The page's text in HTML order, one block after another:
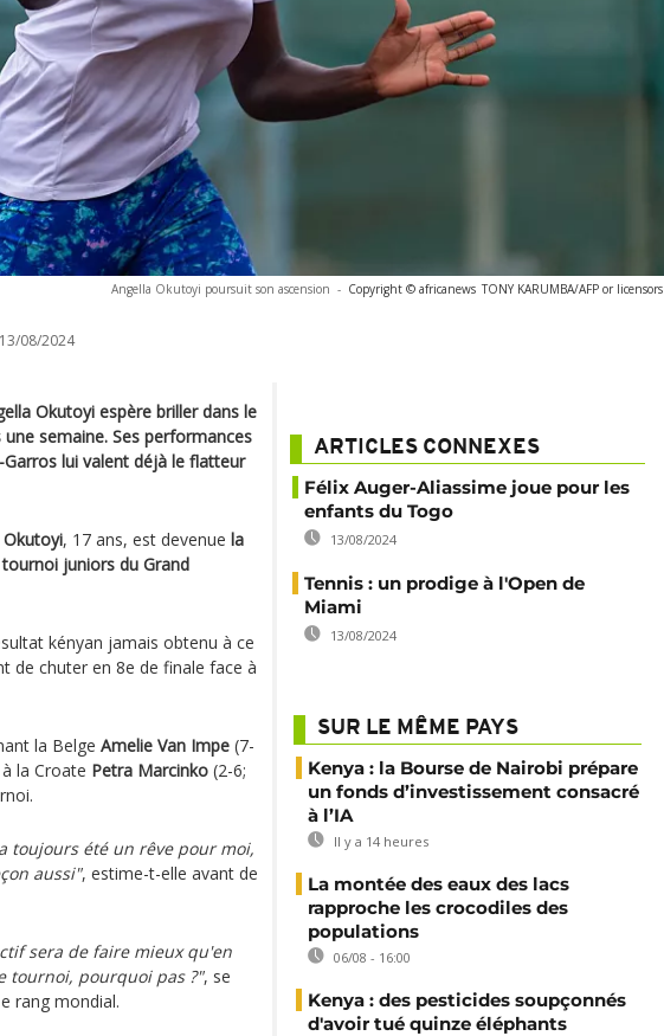
Angella Okutoyi poursuit son ascension - Copyright © africanews TONY KARUMBA/AFP or licensors
13/08/2024
Okutoyi espère briller dans le
semaine. Ses performances
lui valent déjà le flatteur
Okutoyi, 17 ans, est devenue la
juniors du Grand
kényan jamais obtenu à ce
de chuter en 8e de finale face à
la Belge Amelie Van Impe (7-
la Croate Petra Marcinko (2-6;
toujours été un rêve pour moi,
aussi", estime-t-elle avant de
sera de faire mieux qu'en
tournoi, pourquoi pas ?", se
rang mondial.
ARTICLES CONNEXES
Félix Auger-Aliassime joue pour les
enfants du Togo
13/08/2024
Tennis : un prodige à l'Open de
Miami
13/08/2024
SUR LE MÊME PAYS
Kenya : la Bourse de Nairobi prépare
un fonds d’investissement consacré
à l’IA
Il y a 14 heures
La montée des eaux des lacs
rapproche les crocodiles des
populations
06/08 - 16:00
Kenya : des pesticides soupçonnés
d'avoir tué quinze éléphants